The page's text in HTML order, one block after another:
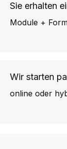
Sie erhalten
Module +
Wir starten
online oder